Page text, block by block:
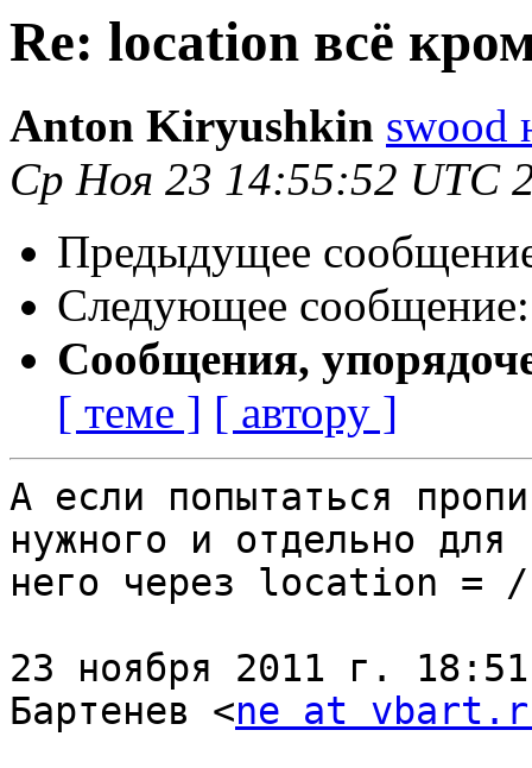
Re: location всё
Anton Kiryushkin swood
Ср Ноя 23 14:55:52 UTC
Предыдущее
Следующее
Сообщения,
[ теме ] [ автору ]
А если попытаться
нужного и отдельно для
него через location =
23 ноября 2011 г. 18:51
Бартенев <ne at